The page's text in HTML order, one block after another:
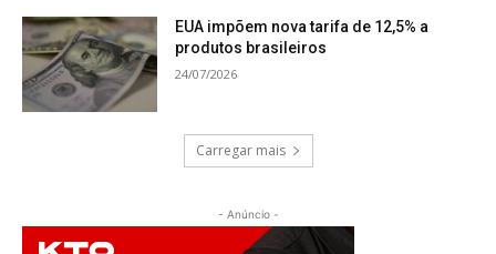
EUA impõem nova tarifa de 12,5% a
produtos brasileiros
24/07/2026
Carregar mais
- Anúncio -